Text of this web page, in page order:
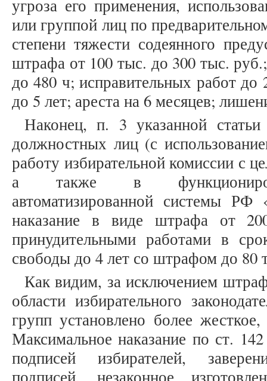
угроза его применения,
или группой лиц по
степени тяжести содеянного
штрафа от 100 тыс. до 300 тыс.
до 480 ч; исправительных работ до
до 5 лет; ареста на 6 месяцев;
Наконец, п. 3 указанной статьи
должностных лиц (с
работу избирательной комиссии с
а также в
автоматизированной системы
наказание в виде штрафа от
принудительными работами в
свободы до 4 лет со штрафом до 80
Как видим, за исключением
области избирательного
групп установлено более
Максимальное наказание по ст.
подписей избирателей,